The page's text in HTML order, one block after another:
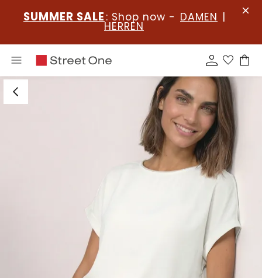
SUMMER SALE : Shop now - DAMEN |
HERREN